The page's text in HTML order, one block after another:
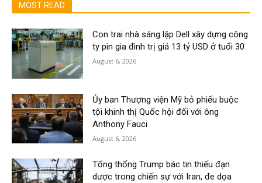
MOST READ
Con trai nhà sáng lập Dell xây dựng công
ty pin gia đình trị giá 13 tỷ USD ở tuổi 30
August 6, 2026
Ủy ban Thượng viện Mỹ bỏ phiếu buộc
tội khinh thị Quốc hội đối với ông
Anthony Fauci
August 6, 2026
Tổng thống Trump bác tin thiếu đạn
dược trong chiến sự với Iran, đe dọa